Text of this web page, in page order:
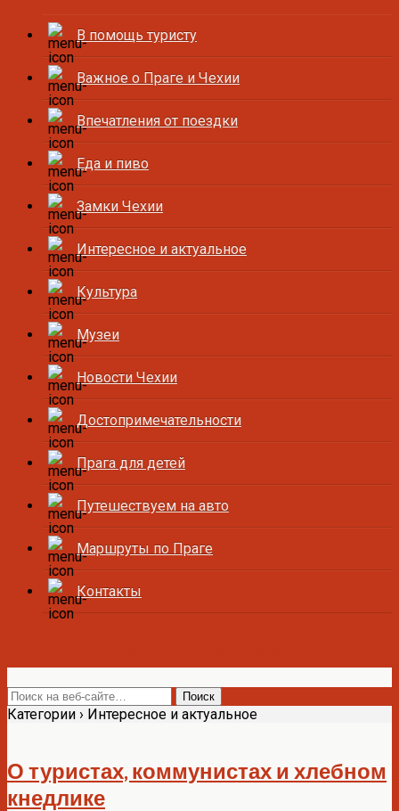
В помощь туристу
Важное о Праге и Чехии
Впечатления от поездки
Еда и пиво
Замки Чехии
Интересное и актуальное
Культура
Музеи
Новости Чехии
Достопримечательности
Прага для детей
Путешествуем на авто
Маршруты по Праге
Контакты
Категории › Интересное и актуальное
О туристах, коммунистах и хлебном
кнедлике